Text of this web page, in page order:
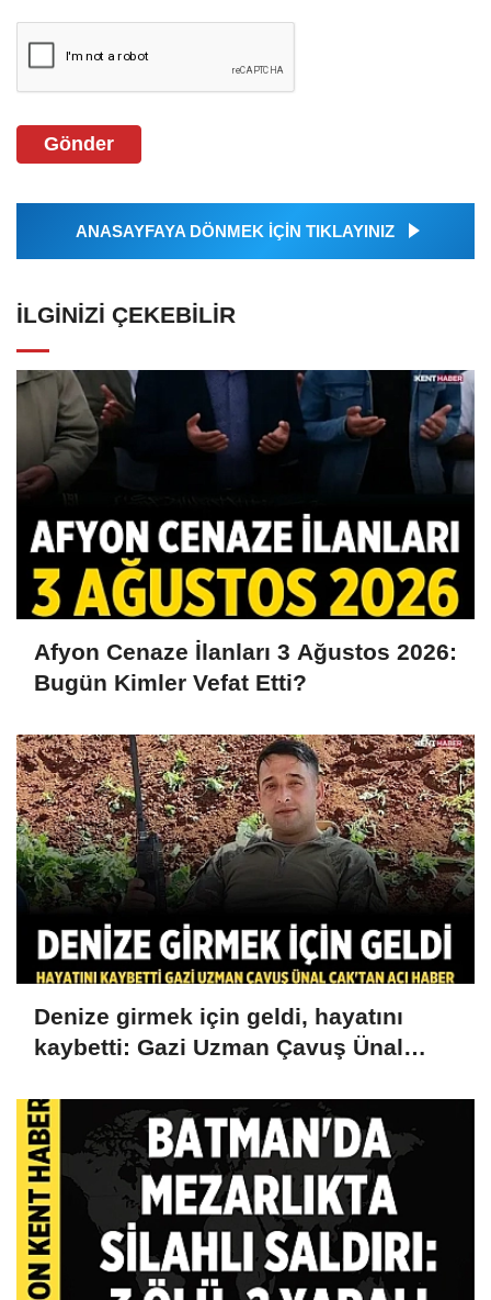
Gönder
ANASAYFAYA DÖNMEK İÇİN TIKLAYINIZ
İLGINIZI ÇEKEBILIR
Afyon Cenaze İlanları 3 Ağustos 2026:
Bugün Kimler Vefat Etti?
Denize girmek için geldi, hayatını
kaybetti: Gazi Uzman Çavuş Ünal